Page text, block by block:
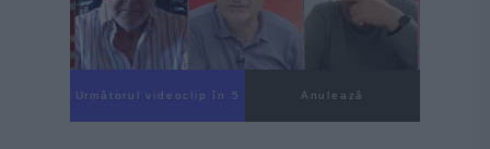
Următorul videoclip în 4 Anulează